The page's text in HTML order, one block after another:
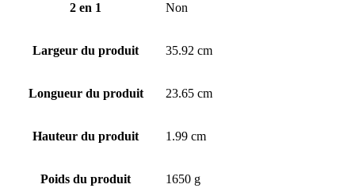
2 en 1 Non
Largeur du produit 35.92 cm
Longueur du produit 23.65 cm
Hauteur du produit 1.99 cm
Poids du produit 1650 g